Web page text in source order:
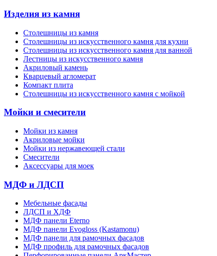
Изделия из камня
Столешницы из камня
Cтолешницы из искусственного камня для кухни
Cтолешницы из искусственного камня для ванной
Лестницы из искусственного камня
Акриловый камень
Кварцевый агломерат
Компакт плита
Столешницы из искусственного камня с мойкой
Мойки и смесители
Мойки из камня
Акриловые мойки
Мойки из нержавеющей стали
Смесители
Аксессуары для моек
МДФ и ЛДСП
Мебельные фасады
ЛДСП и ХДФ
МДФ панели Eterno
МДФ панели Evogloss (Kastamonu)
МДФ панели для рамочных фасадов
МДФ профиль для рамочных фасадов